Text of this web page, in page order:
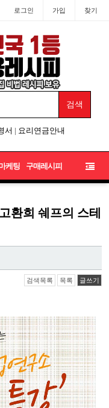
로그인 가입 찾기
서 | 요리연금안내
케팅 구매레시피
환희 쉐프의 스테
검색목록 목록 글쓰기